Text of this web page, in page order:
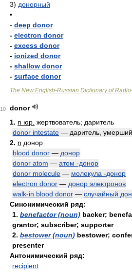
3) донорный
•
- deep donor
- electron donor
- excess donor
- ionized donor
- shallow donor
- surface donor
The New English-Russian Dictionary of
10
donor
1. n юр. жертвователь; даритель
donor intestate — даритель,
2. n донор
blood donor — донор
donor atom — атом -донор
donor molecule — молекула -донор
electron donor — донор электронов
walk-in blood donor — случайный
Синонимический ряд:
1. benefactor (noun) backer;
grantor; subscriber; supporter
2. bestower (noun) bestower;
presenter
Антонимический ряд:
recipient